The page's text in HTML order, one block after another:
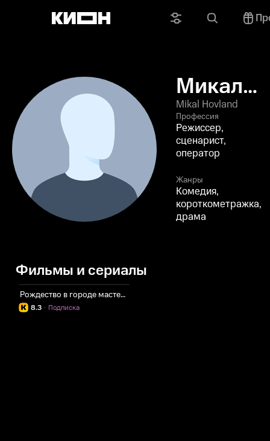
Микал
Ховланд
Mikal Hovland
Профессия
Режиссер,
сценарист,
оператор
Жанры
Комедия,
короткометражка,
драма
Фильмы и сериалы
Рождество в городе мастеров
8.3 Подписка
·